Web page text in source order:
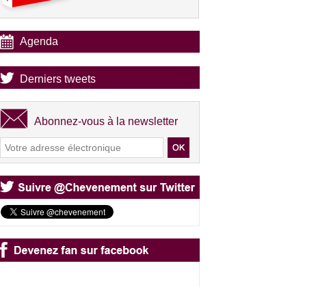
Agenda
Derniers tweets
Abonnez-vous à la newsletter